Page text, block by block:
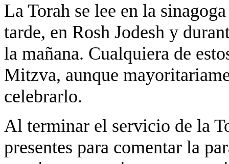
La Torah se lee en la
tarde, en Rosh Jodesh y
la mañana. Cualquiera de
Mitzva, aunque
celebrarlo.
Al terminar el servicio de la
presentes para comentar la